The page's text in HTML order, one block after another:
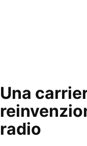
Una
radio